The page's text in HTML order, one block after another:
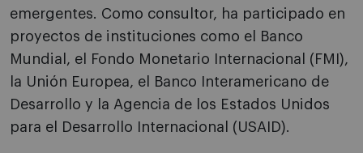
emergentes. Como consultor, ha participado en
proyectos de instituciones como el Banco
Mundial, el Fondo Monetario Internacional (FMI),
la Unión Europea, el Banco Interamericano de
Desarrollo y la Agencia de los Estados Unidos
para el Desarrollo Internacional (USAID).